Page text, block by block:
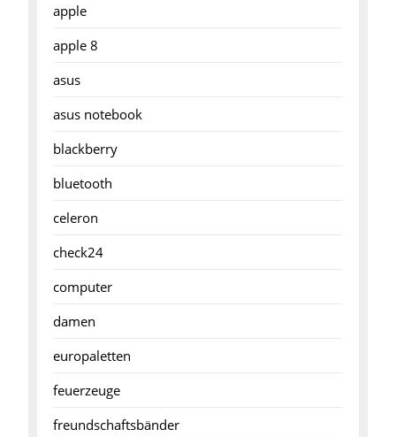
apple
apple 8
asus
asus notebook
blackberry
bluetooth
celeron
check24
computer
damen
europaletten
feuerzeuge
freundschaftsbänder